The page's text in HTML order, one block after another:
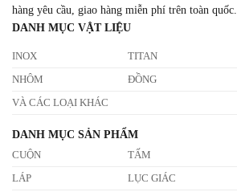
hàng yêu cầu, giao hàng miễn phí trên toàn quốc.
DANH MỤC VẬT LIỆU
INOX TITAN
NHÔM ĐỒNG
VÀ CÁC LOẠI KHÁC
DANH MỤC SẢN PHẨM
CUỘN TẤM
LÁP LỤC GIÁC